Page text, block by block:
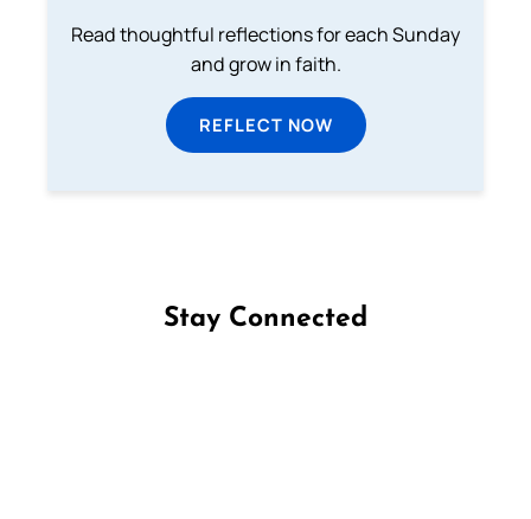
Read thoughtful reflections for each Sunday
and grow in faith.
REFLECT NOW
Stay Connected